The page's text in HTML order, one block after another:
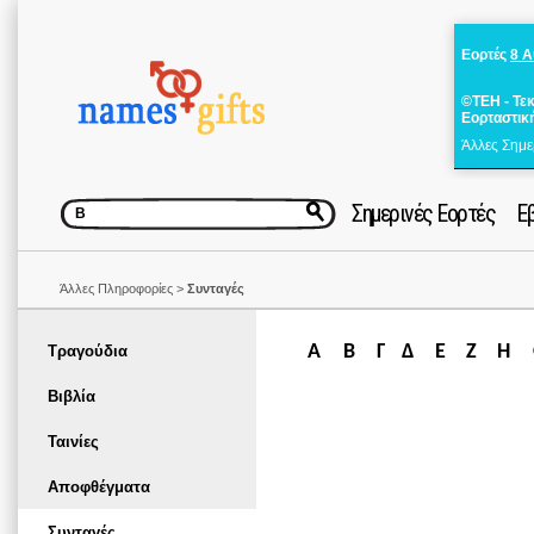
Εορτές 8
©ΤΕΗ -
Άλλες
Σημερινές Εορτές
Άλλες Πληροφορίες > Συνταγές
Τραγούδια
Βιβλία
Ταινίες
Αποφθέγματα
Α Β Γ Δ Ε Ζ Η